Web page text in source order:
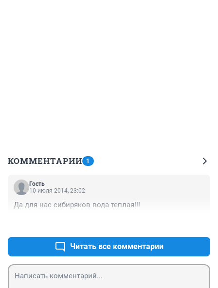
КОММЕНТАРИИ 1
Гость
10 июля 2014, 23:02
Да для нас сибиряков вода теплая!!!
Читать все комментарии